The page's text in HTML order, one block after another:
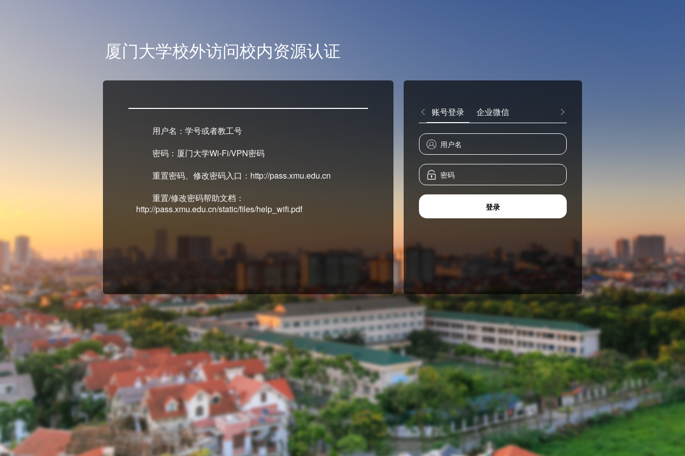
厦门大学校外访问校内资源认证
用户名：学号或者教工号
密码：厦门大学Wi-Fi/VPN密码
重置密码、修改密码入口：http://pass.xmu.edu.cn
重置/修改密码帮助文档：
http://pass.xmu.edu.cn/static/files/help_wifi.pdf
账号登录 企业微信
登录